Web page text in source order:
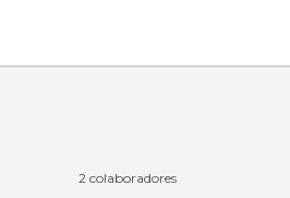
2 colaboradores